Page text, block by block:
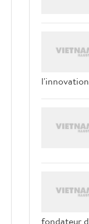
fondateur